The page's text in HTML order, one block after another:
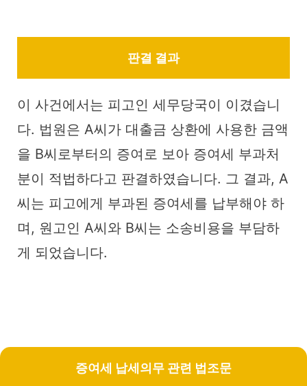
판결 결과
이 사건에서는 피고인 세무당국이 이겼습니
다. 법원은 A씨가 대출금 상환에 사용한 금액
을 B씨로부터의 증여로 보아 증여세 부과처
분이 적법하다고 판결하였습니다. 그 결과, A
씨는 피고에게 부과된 증여세를 납부해야 하
며, 원고인 A씨와 B씨는 소송비용을 부담하
게 되었습니다.
증여세 납세의무 관련 법조문